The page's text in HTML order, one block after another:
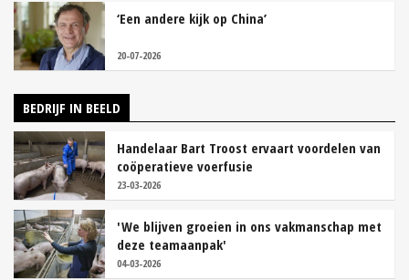
‘Een andere kijk op China’
20-07-2026
BEDRIJF IN BEELD
Handelaar Bart Troost ervaart voordelen van
coöperatieve voerfusie
23-03-2026
'We blijven groeien in ons vakmanschap met
deze teamaanpak'
04-03-2026